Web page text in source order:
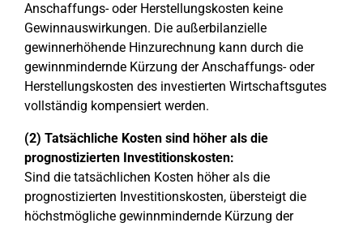
Anschaffungs- oder Herstellungskosten keine
Gewinnauswirkungen. Die außerbilanzielle
gewinnerhöhende Hinzurechnung kann durch die
gewinnmindernde Kürzung der Anschaffungs- oder
Herstellungskosten des investierten Wirtschaftsgutes
vollständig kompensiert werden.
(2) Tatsächliche Kosten sind höher als die
prognostizierten Investitionskosten:
Sind die tatsächlichen Kosten höher als die
prognostizierten Investitionskosten, übersteigt die
höchstmögliche gewinnmindernde Kürzung der